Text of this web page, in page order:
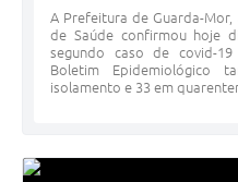
A Prefeitura de Guarda-Mor,
de Saúde confirmou hoje
segundo caso de
Boletim Epidemiológico
isolamento e 33 em